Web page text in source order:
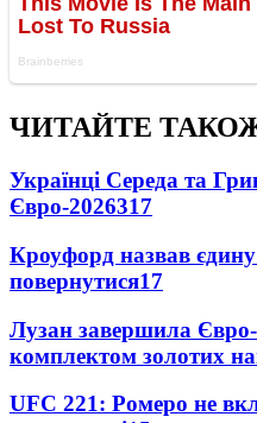
ЧИТАЙТЕ
Українці Середа та
Євро-2026317
Кроуфорд назвав
повернутися17
Лузан завершила
комплектом золотих
UFC 221: Ромеро не